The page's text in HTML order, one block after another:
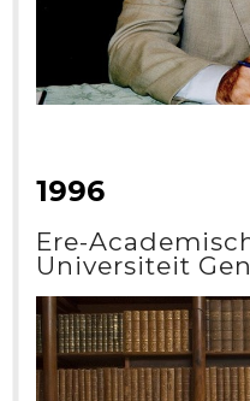
1996
Ere-
Universiteit